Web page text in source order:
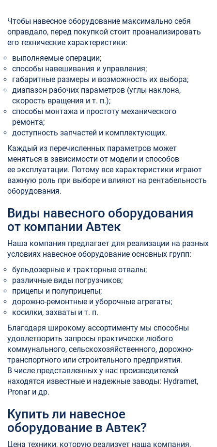
Чтобы навесное оборудование максимально себя
оправдало, перед покупкой стоит проанализировать
его технические характеристики:
выполняемые операции;
способы навешивания и управления;
габаритные размеры и возможность их выбора;
диапазон рабочих параметров (углы наклона,
скорость вращения и т. п.);
способы монтажа и простоту механического
ремонта;
доступность запчастей и комплектующих.
Каждый из перечисленных параметров может
меняться в зависимости от модели и способов
ее эксплуатации. Потому все характеристики играют
важную роль при выборе и влияют на рентабельность
оборудования.
Виды навесного оборудования
от компании Автек
Наша компания предлагает для реализации на разных
условиях навесное оборудование основных групп:
бульдозерные и тракторные отвалы;
различные виды погрузчиков;
прицепы и полуприцепы;
дорожно-ремонтные и уборочные агрегаты;
косилки, захваты и т. п.
Благодаря широкому ассортименту мы способны
удовлетворить запросы практически любого
коммунального, сельскохозяйственного, дорожно-
транспортного или строительного предприятия.
В числе представленных у нас производителей
находятся известные и надежные заводы: Hydramet,
Pronar и др.
Купить ли навесное
оборудование в Автек?
Цена техники, которую реализует наша компания,